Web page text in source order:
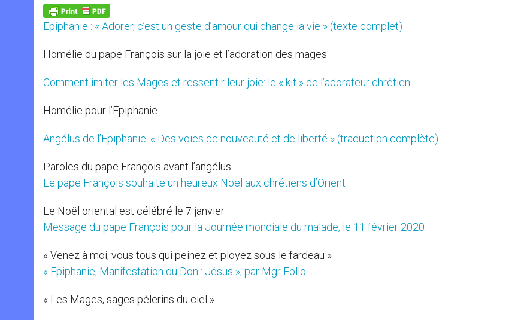
p
p
g
e
r
o
k
Epiphanie : « Adorer, c’est un geste d’amour qui change la vie » (texte complet)
Homélie du pape François sur la joie et l’adoration des mages
Comment imiter les Mages et ressentir leur joie: le « kit » de l’adorateur chrétien
Homélie pour l’Epiphanie
Angélus de l’Epiphanie: « Des voies de nouveauté et de liberté » (traduction complète)
Paroles du pape François avant l’angélus
Le pape François souhaite un heureux Noël aux chrétiens d’Orient
Le Noël oriental est célébré le 7 janvier
Message du pape François pour la Journée mondiale du malade, le 11 février 2020
« Venez à moi, vous tous qui peinez et ployez sous le fardeau »
« Epiphanie, Manifestation du Don : Jésus », par Mgr Follo
« Les Mages, sages pèlerins du ciel »